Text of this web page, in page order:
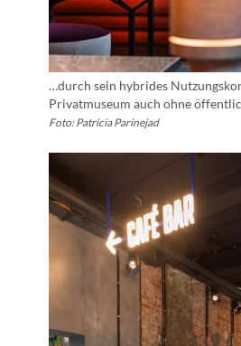
…durch sein hybrides
Privatmuseum auch ohne
Foto: Patricia Parinejad